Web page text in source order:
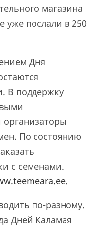
магазина
уже послали в 250
Дня
В поддержку
По состоянию
с семенами.
.
по-разному.
Дней Каламая